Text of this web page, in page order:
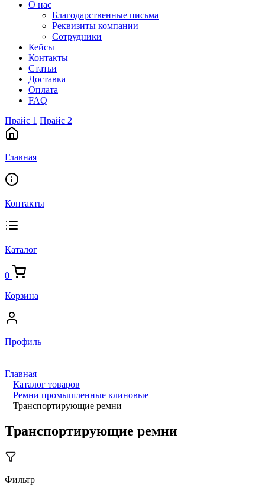
О нас
Благодарственные письма
Реквизиты компании
Сотрудники
Кейсы
Контакты
Статьи
Доставка
Оплата
FAQ
Прайс 1 Прайс 2
Главная
Контакты
Каталог
0
Корзина
Профиль
Главная
Каталог товаров
Ремни промышленные клиновые
Транспортирующие ремни
Транспортирующие ремни
Фильтр